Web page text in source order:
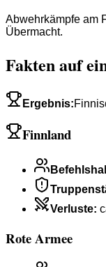
Abwehrkämpfe am
Übermacht.
Fakten auf
Ergebnis:
Finnland
Verluste:
Rote Armee